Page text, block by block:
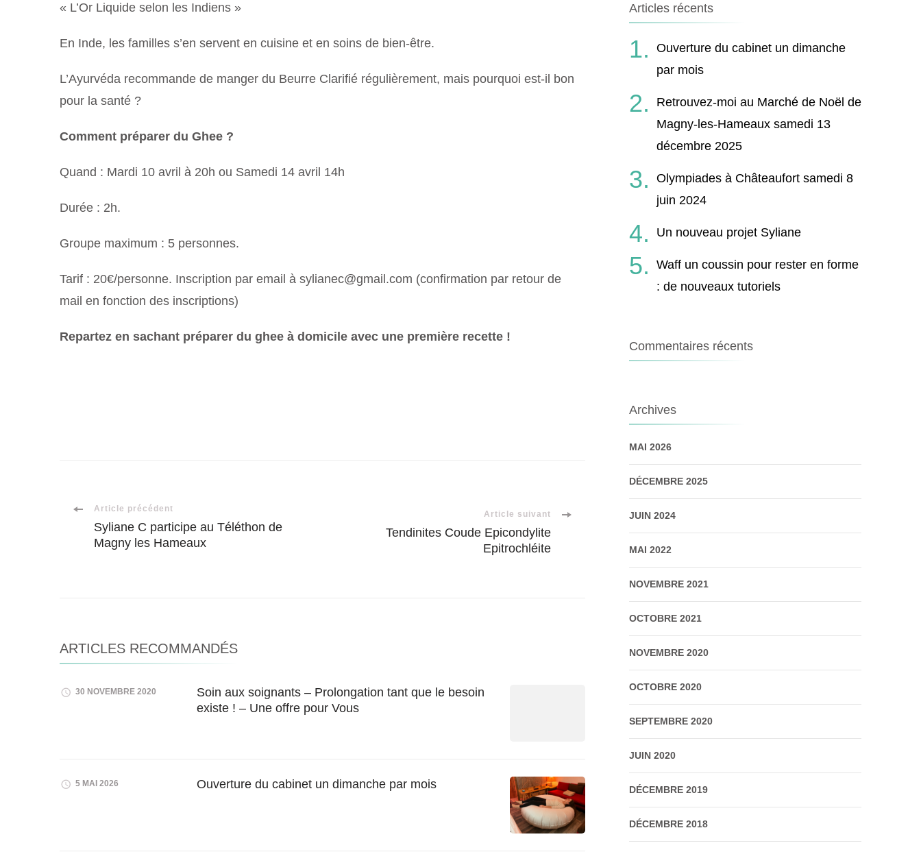
« L’Or Liquide selon les Indiens »
En Inde, les familles s’en servent en cuisine et en soins de bien-être.
L’Ayurvéda recommande de manger du Beurre Clarifié régulièrement, mais pourquoi est-il bon
pour la santé ?
Comment préparer du Ghee ?
Quand : Mardi 10 avril à 20h ou Samedi 14 avril 14h
Durée : 2h.
Groupe maximum : 5 personnes.
Tarif : 20€/personne. Inscription par email à sylianec@gmail.com (confirmation par retour de
mail en fonction des inscriptions)
Repartez en sachant préparer du ghee à domicile avec une première recette !
Navigation
d'article
Article précédent
Syliane C participe au Téléthon de
Magny les Hameaux
Article suivant
Tendinites Coude Epicondylite
Epitrochléite
ARTICLES RECOMMANDÉS
30 NOVEMBRE 2020
Soin aux soignants – Prolongation tant que le besoin
existe ! – Une offre pour Vous
5 MAI 2026 Ouverture du cabinet un dimanche par mois
Articles récents
Ouverture du cabinet un dimanche
par mois
Retrouvez-moi au Marché de Noël de
Magny-les-Hameaux samedi 13
décembre 2025
Olympiades à Châteaufort samedi 8
juin 2024
Un nouveau projet Syliane
Waff un coussin pour rester en forme
: de nouveaux tutoriels
Commentaires récents
Archives
MAI 2026
DÉCEMBRE 2025
JUIN 2024
MAI 2022
NOVEMBRE 2021
OCTOBRE 2021
NOVEMBRE 2020
OCTOBRE 2020
SEPTEMBRE 2020
JUIN 2020
DÉCEMBRE 2019
DÉCEMBRE 2018